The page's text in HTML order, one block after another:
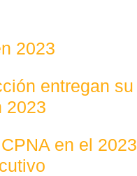
2023
entregan su
2023
en el 2023